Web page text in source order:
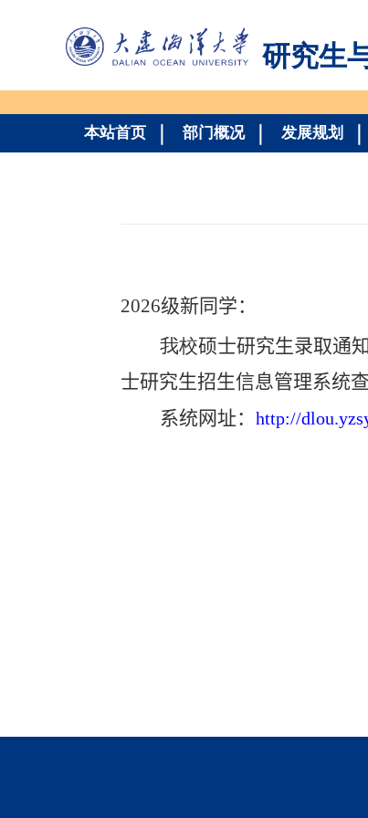
研究生
本站首页 部门概况 发展规划
2026级新同学：
我校硕士研究生录取通
士研究生招生信息管理系统
系统网址： http://